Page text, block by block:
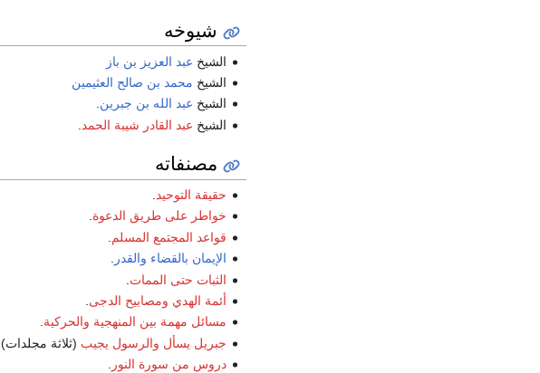
شيوخه
الشيخ عبد العزيز بن باز
الشيخ محمد بن صالح العثيمين
الشيخ عبد الله بن جبرين.
الشيخ عبد القادر شيبة الحمد
مصنفاته
حقيقة التوحيد
خواطر على طريق الدعوة.
قواعد المجتمع المسلم
الإيمان بالقضاء والقدر
الثبات حتى الممات
أئمة الهدي ومصابيح الدجى
مسائل مهمة بين المنهجية والحركية.
جبريل يسأل والرسول يجيب (ثلاثة مجلدات).
دروس من سورة النور